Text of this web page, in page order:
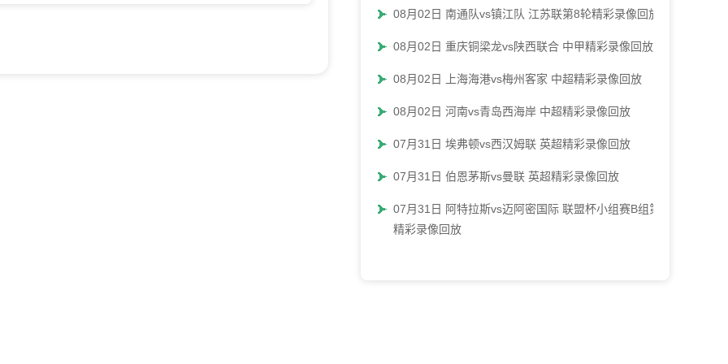
08月02日 南通队vs镇江队 江苏联第8轮精彩录像回放
08月02日 重庆铜梁龙vs陕西联合 中甲精彩录像回放
08月02日 上海海港vs梅州客家 中超精彩录像回放
08月02日 河南vs青岛西海岸 中超精彩录像回放
07月31日 埃弗顿vs西汉姆联 英超精彩录像回放
07月31日 伯恩茅斯vs曼联 英超精彩录像回放
07月31日 阿特拉斯vs迈阿密国际 联盟杯小组赛B组第
精彩录像回放